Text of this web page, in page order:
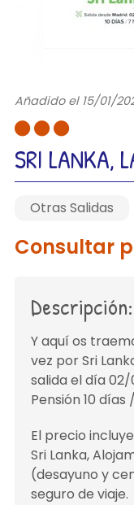
SRI LANKA,
Otras Salidas
Añadido el 15/01/
Consultar
Descripción:
Y aquí os
vez por Sri
salida el día
Pensión 10 días
El precio
Sri Lanka,
(desayuno y
seguro de viaje.